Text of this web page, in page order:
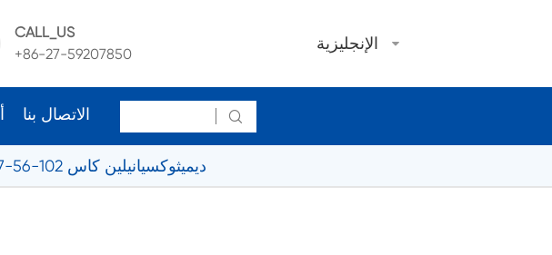
CALL_US
+86-27-59207850
الإنجليزية
الاتصال بنا 
2,5-ديميثوكسيانيلين كاس 102-56-7